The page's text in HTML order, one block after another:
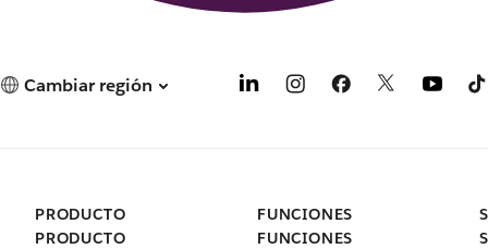
Cambiar región
PRODUCTO
PRODUCTO
FUNCIONES
FUNCIONES